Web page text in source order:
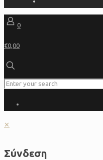
0
€0,00
✕
Σύνδεση